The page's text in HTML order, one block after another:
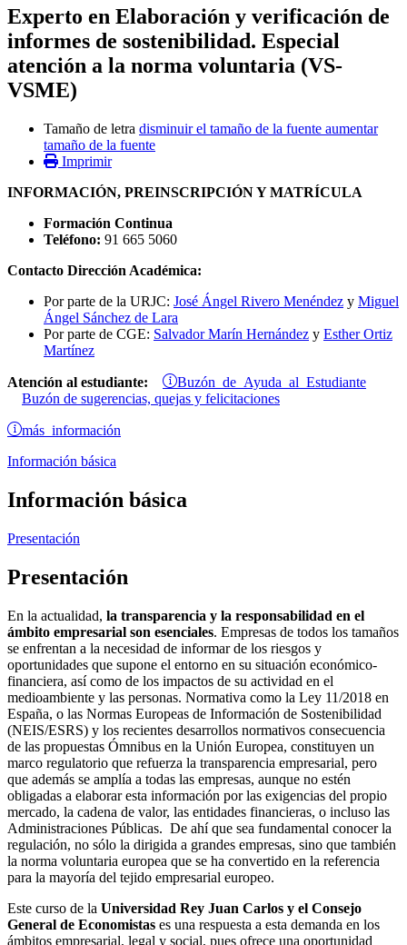
Experto en Elaboración y verificación de
informes de sostenibilidad. Especial
atención a la norma voluntaria (VS-
VSME)
Tamaño de letra disminuir el tamaño de la fuente aumentar
tamaño de la fuente
Imprimir
INFORMACIÓN, PREINSCRIPCIÓN Y MATRÍCULA
Formación Continua
Teléfono: 91 665 5060
Contacto Dirección Académica:
Por parte de la URJC: José Ángel Rivero Menéndez y Miguel
Ángel Sánchez de Lara
Por parte de CGE: Salvador Marín Hernández y Esther Ortiz
Martínez
Atención al estudiante: Buzón de Ayuda al Estudiante
Buzón de sugerencias, quejas y felicitaciones
más información
Información básica
Información básica
Presentación
Presentación
En la actualidad, la transparencia y la responsabilidad en el
ámbito empresarial son esenciales. Empresas de todos los tamaños
se enfrentan a la necesidad de informar de los riesgos y
oportunidades que supone el entorno en su situación económico-
financiera, así como de los impactos de su actividad en el
medioambiente y las personas. Normativa como la Ley 11/2018 en
España, o las Normas Europeas de Información de Sostenibilidad
(NEIS/ESRS) y los recientes desarrollos normativos consecuencia
de las propuestas Ómnibus en la Unión Europea, constituyen un
marco regulatorio que refuerza la transparencia empresarial, pero
que además se amplía a todas las empresas, aunque no estén
obligadas a elaborar esta información por las exigencias del propio
mercado, la cadena de valor, las entidades financieras, o incluso las
Administraciones Públicas. De ahí que sea fundamental conocer la
regulación, no sólo la dirigida a grandes empresas, sino que también
la norma voluntaria europea que se ha convertido en la referencia
para la mayoría del tejido empresarial europeo.
Este curso de la Universidad Rey Juan Carlos y el Consejo
General de Economistas es una respuesta a esta demanda en los
ámbitos empresarial, legal y social, pues ofrece una oportunidad